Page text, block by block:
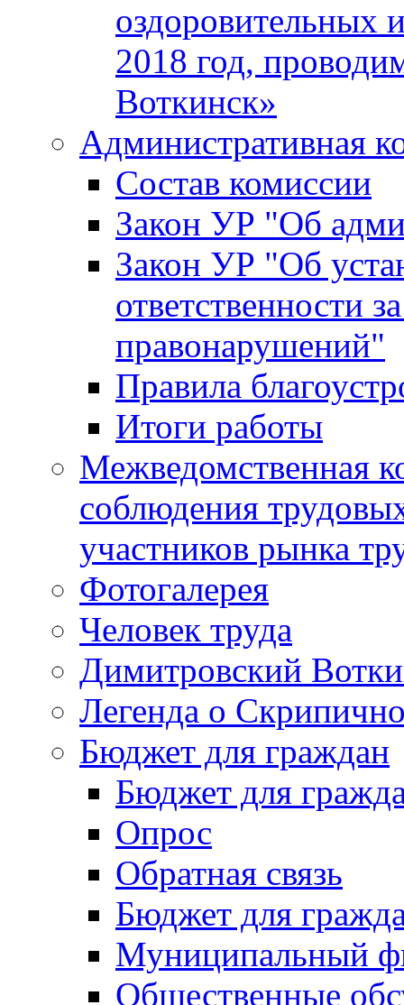
оздоровительных
2018 год,
Воткинск»
Административная
Состав комиссии
Закон УР "Об
Закон УР "Об
ответственности
правонарушений"
Правила
Итоги работы
Межведомственная
соблюдения
участников рынка
Фотогалерея
Человек труда
Димитровский
Легенда о
Бюджет для граждан
Бюджет для
Опрос
Обратная связь
Бюджет для
Муниципальный
Общественные